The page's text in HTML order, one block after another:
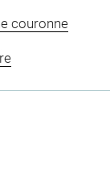
couronne